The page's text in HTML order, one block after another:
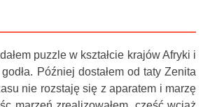
puzzle w kształcie krajów Afryki i
Później dostałem od taty Zenita
nie rozstaję się z aparatem i marzę